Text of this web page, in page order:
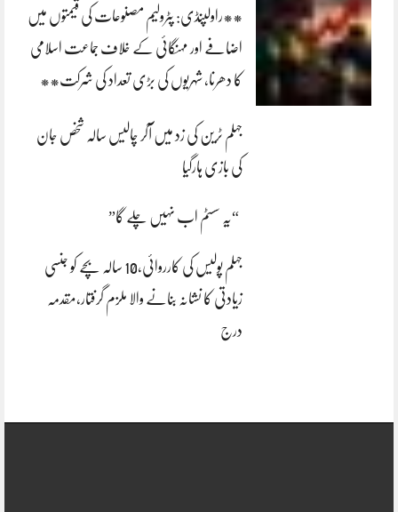
**راولپنڈی: پٹرولیم مصنوعات کی قیمتوں میں
اضافے اور مہنگائی کے خلاف جماعت اسلامی
کا دھرنا، شہریوں کی بڑی تعداد کی شرکت**
جہلم ٹرین کی زد میں آکر چالیس سالہ شخص جان
کی بازی ہارگیا
“یہ سسٹم اب نہیں چلے گا”
جہلم پولیس کی کارروائی،10 سالہ بچے کو جنسی
زیادتی کا نشانہ بنانے والا ملزم گرفتار،مقدمہ
درج